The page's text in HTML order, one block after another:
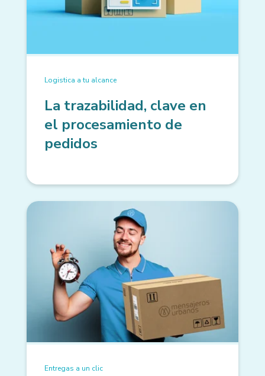
Logistica a tu alcance
La trazabilidad, clave en
el procesamiento de
pedidos
Entregas a un clic